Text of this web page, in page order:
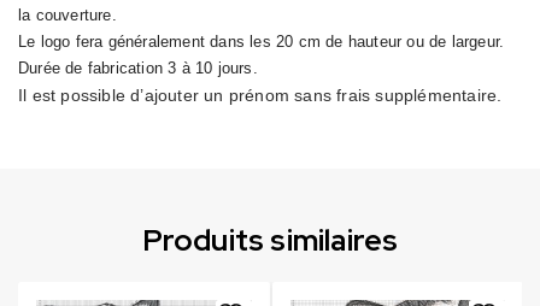
la couverture.
Le logo fera généralement dans les 20 cm de hauteur ou de largeur.
Durée de fabrication 3 à 10 jours.
Il est possible d’ajouter un prénom sans frais supplémentaire.
Produits similaires